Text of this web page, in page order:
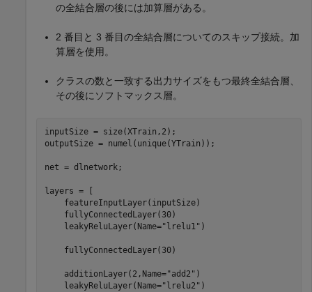
の全結合層の後には加算層がある。
2 番目と 3 番目の全結合層についてのスキップ接続。加
算層を使用。
クラスの数と一致する出力サイズをもつ最終全結合層、
その後にソフトマックス層。
inputSize = size(XTrain,2);
outputSize = numel(unique(YTrain));
net = dlnetwork;
layers = [
    featureInputLayer(inputSize)
    fullyConnectedLayer(30)
    leakyReluLayer(Name=
"lrelu1" )
    fullyConnectedLayer(30)
    additionLayer(2,Name=
"add2" )
    leakyReluLayer(Name=
"lrelu2" )